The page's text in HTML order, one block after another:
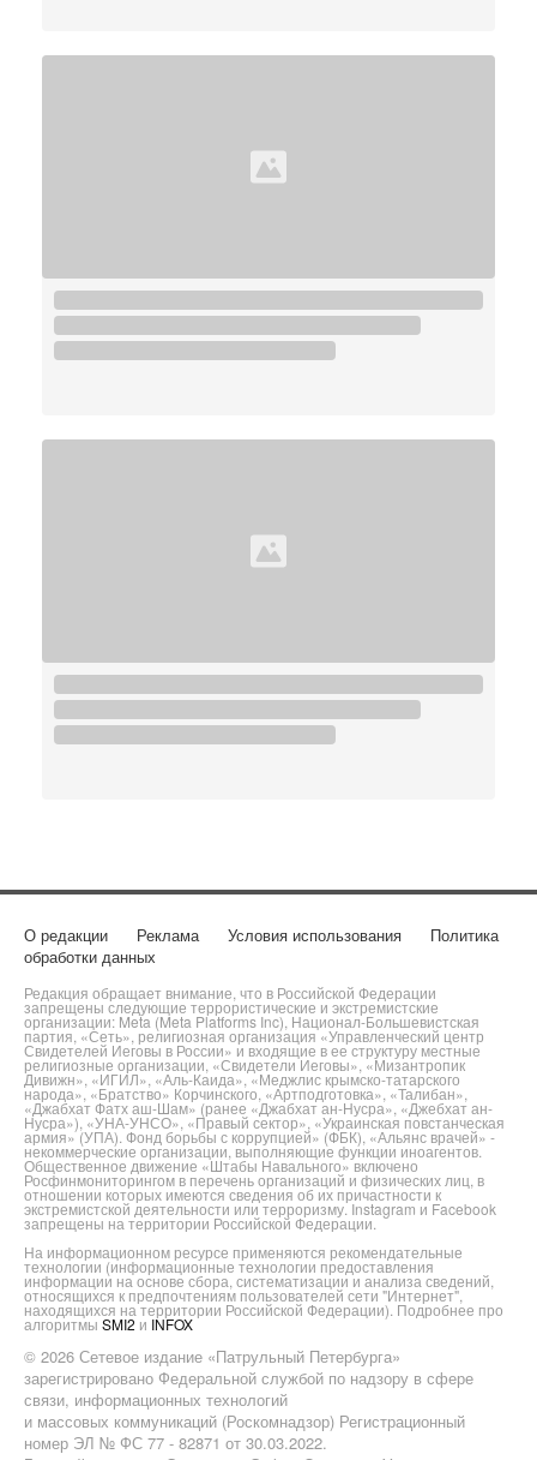
О редакции Реклама Условия использования
Политика
обработки данных
Редакция обращает внимание, что в Российской Федерации
запрещены следующие террористические и экстремистские
организации: Meta (Meta Platforms Inc), Национал-Большевистская
партия, «Сеть», религиозная организация «Управленческий центр
Свидетелей Иеговы в России» и входящие в ее структуру местные
религиозные организации, «Свидетели Иеговы», «Мизантропик
Дивижн», «ИГИЛ», «Аль-Каида», «Меджлис крымско-татарского
народа», «Братство» Корчинского, «Артподготовка», «Талибан»,
«Джабхат Фатх аш-Шам» (ранее «Джабхат ан-Нусра», «Джебхат ан-
Нусра»), «УНА-УНСО», «Правый сектор», «Украинская повстанческая
армия» (УПА). Фонд борьбы с коррупцией» (ФБК), «Альянс врачей» -
некоммерческие организации, выполняющие функции иноагентов.
Общественное движение «Штабы Навального» включено
Росфинмониторингом в перечень организаций и физических лиц, в
отношении которых имеются сведения об их причастности к
экстремистской деятельности или терроризму. Instagram и Facebook
запрещены на территории Российской Федерации.
На информационном ресурсе применяются рекомендательные
технологии (информационные технологии предоставления
информации на основе сбора, систематизации и анализа сведений,
относящихся к предпочтениям пользователей сети "Интернет",
находящихся на территории Российской Федерации). Подробнее про
алгоритмы SMI2 и INFOX
© 2026 Сетевое издание «Патрульный Петербурга»
зарегистрировано Федеральной службой по надзору в сфере
связи, информационных технологий
и массовых коммуникаций (Роскомнадзор) Регистрационный
номер ЭЛ № ФС 77 - 82871 от 30.03.2022.